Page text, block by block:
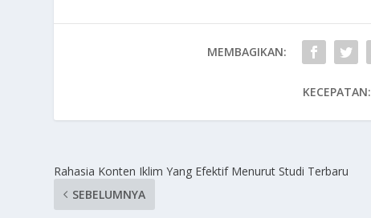
MEMBAGIKAN:
KECEPATAN:
Rahasia Konten Iklim Yang Efektif Menurut Studi Terbaru
SEBELUMNYA